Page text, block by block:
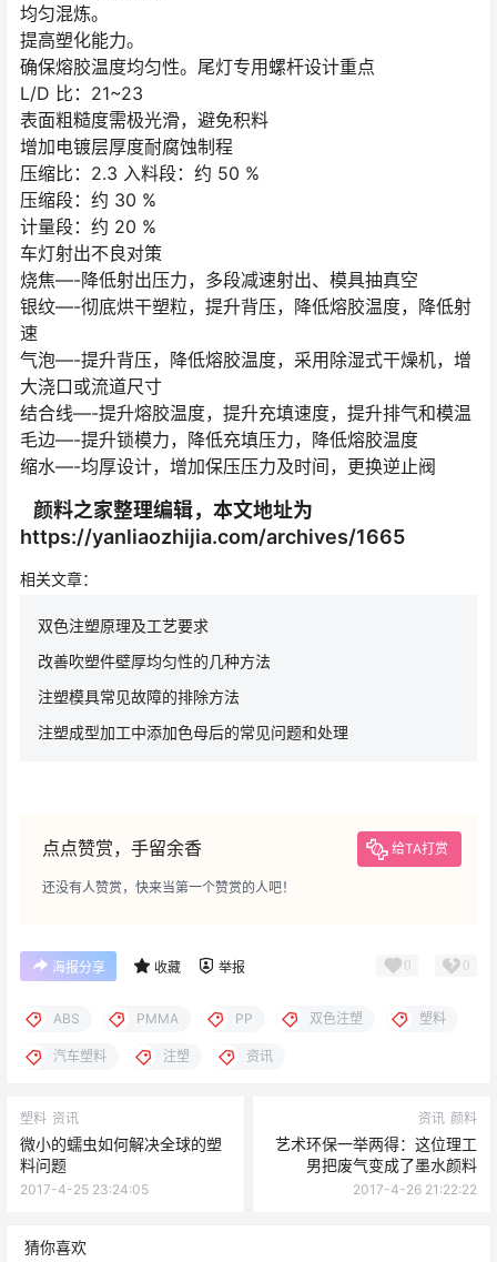
均匀混炼。
提高塑化能力。
确保熔胶温度均匀性。尾灯专用螺杆设计重点
L/D 比：21~23
表面粗糙度需极光滑，避免积料
增加电镀层厚度耐腐蚀制程
压缩比：2.3 入料段：约 50 %
压缩段：约 30 %
计量段：约 20 %
车灯射出不良对策
烧焦—-降低射出压力，多段减速射出、模具抽真空
银纹—-彻底烘干塑粒，提升背压，降低熔胶温度，降低射
速
气泡—-提升背压，降低熔胶温度，采用除湿式干燥机，增
大浇口或流道尺寸
结合线—-提升熔胶温度，提升充填速度，提升排气和模温
毛边—-提升锁模力，降低充填压力，降低熔胶温度
缩水—-均厚设计，增加保压压力及时间，更换逆止阀
颜料之家整理编辑，本文地址为
https://yanliaozhijia.com/archives/1665
相关文章：
双色注塑原理及工艺要求
改善吹塑件壁厚均匀性的几种方法
注塑模具常见故障的排除方法
注塑成型加工中添加色母后的常见问题和处理
点点赞赏，手留余香 给TA打赏
还没有人赞赏，快来当第一个赞赏的人吧！
海报分享 收藏 举报 0 0
ABS PMMA PP 双色注塑 塑料
汽车塑料 注塑 资讯
塑料 资讯
微小的蠕虫如何解决全球的塑
料问题
2017-4-25 23:24:05
资讯 颜料
艺术环保一举两得：这位理工
男把废气变成了墨水颜料
2017-4-26 21:22:22
猜你喜欢